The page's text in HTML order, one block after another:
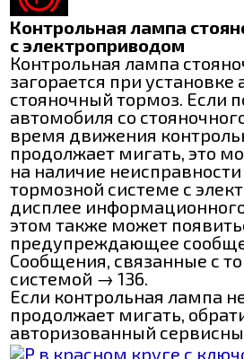
Контрольная лампа
с электроприводом
Контрольная лампа
загорается при установке
стояночный тормоз. Если
автомобиля со
время движения
продолжает мигать, это
на наличие
тормозной системе с
дисплее
этом также может
предупреждающее
Сообщения, связанные с
системой → 136.
Если контрольная лампа
продолжает мигать,
авторизованный